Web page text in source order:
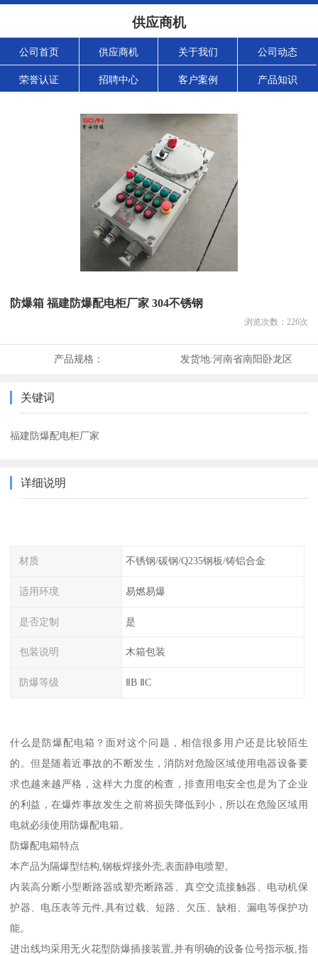
供应商机
公司首页 供应商机 关于我们 公司动态
荣誉认证 招聘中心 客户案例 产品知识
防爆箱 福建防爆配电柜厂家 304不锈钢
浏览次数： 226次
产品规格： 发货地:河南省南阳卧龙区
关键词
福建防爆配电柜厂家
详细说明
材质 不锈钢/碳钢/Q235钢板/铸铝合金
适用环境 易燃易爆
是否定制 是
包装说明 木箱包装
防爆等级 ⅡB ⅡC
什么是防爆配电箱？面对这个问题，相信很多用户还是比较陌生
的。但是随着近事故的不断发生，消防对危险区域使用电器设备要
求也越来越严格，这样大力度的检查，排查用电安全也是为了企业
的利益，在爆炸事故发生之前将损失降低到小，所以在危险区域用
电就必须使用防爆配电箱。
防爆配电箱特点
本产品为隔爆型结构,钢板焊接外壳,表面静电喷塑。
内装高分断小型断路器或塑壳断路器、真空交流接触器、电动机保
护器、电压表等元件,具有过载、短路、欠压、缺相、漏电等保护功
能。
进出线均采用无火花型防爆插接装置,并有明确的设备位号指示板,指